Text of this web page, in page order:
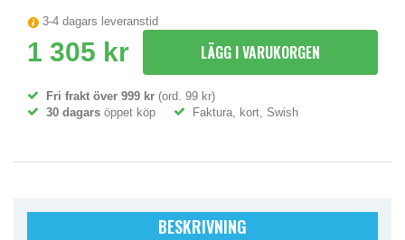
3-4 dagars leveranstid
1 305 kr LÄGG I VARUKORGEN
Fri frakt över 999 kr (ord. 99 kr)
30 dagars öppet köp Faktura, kort, Swish
BESKRIVNING